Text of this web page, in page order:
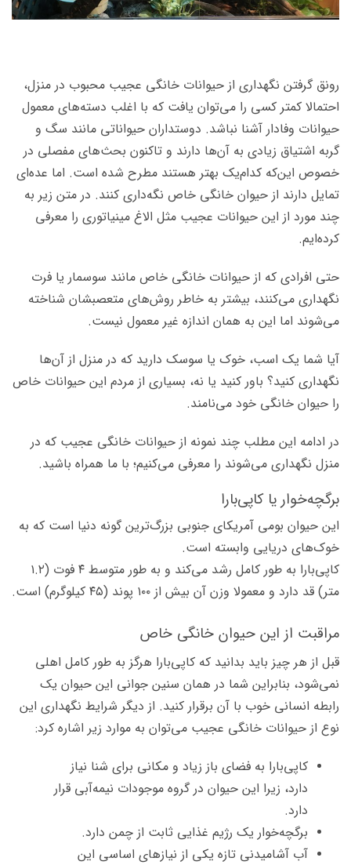
رونق گرفتن نگهداری از حیوانات خانگی عجیب محبوب در منزل،
احتمالا کمتر کسی را می‌توان یافت که با اغلب دسته‌های معمول
حیوانات وفادار آشنا نباشد. دوستداران حیواناتی مانند سگ و
گربه اشتیاق زیادی به آن‌ها دارند و تاکنون بحث‌های مفصلی در
خصوص این‌که کدام‌یک بهتر هستند مطرح شده است. اما عده‌ای
تمایل دارند از حیوان خانگی خاص نگه‌داری کنند. در متن زیر به
چند مورد از این حیوانات عجیب مثل الاغ مینیاتوری را معرفی
کرده‌ایم.
حتی افرادی که از حیوانات خانگی خاص مانند سوسمار یا فرت
نگهداری می‌کنند، بیشتر به خاطر روش‌های متعصبشان شناخته
می‌شوند اما این به همان اندازه غیر معمول نیست.
آیا شما یک اسب، خوک یا سوسک دارید که در منزل از آن‌ها
نگهداری کنید؟ باور کنید یا نه، بسیاری از مردم این حیوانات خاص
را حیوان خانگی خود می‌نامند.
در ادامه این مطلب چند نمونه از حیوانات خانگی عجیب که در
منزل نگهداری می‌شوند را معرفی می‌کنیم؛ با ما همراه باشید.
برگچه‌خوار یا کاپی‌بارا
این حیوان بومی آمریکای جنوبی بزرگ‌ترین گونه دنیا است که به
خوک‌های دریایی وابسته است.
کاپی‌بارا به طور کامل رشد می‌کند و به طور متوسط ​​۴ فوت (۱.۲
متر) قد دارد و معمولا وزن آن بیش از ۱۰۰ پوند (۴۵ کیلوگرم) است.
مراقبت از این حیوان خانگی خاص
قبل از هر چیز باید بدانید که کاپی‌بارا هرگز به طور کامل اهلی
نمی‌شود، بنابراین شما در همان سنین جوانی این حیوان یک
رابطه انسانی خوب با آن برقرار کنید. از دیگر شرایط نگهداری این
نوع از حیوانات خانگی عجیب می‌توان به موارد زیر اشاره کرد:
کاپی‌بارا به فضای باز زیاد و مکانی برای شنا نیاز
دارد، زیرا این حیوان در گروه موجودات نیمه‌آبی قرار
دارد.
برگچه‌خوار یک رژیم غذایی ثابت از چمن دارد.
آب آشامیدنی تازه یکی از نیازهای اساسی این